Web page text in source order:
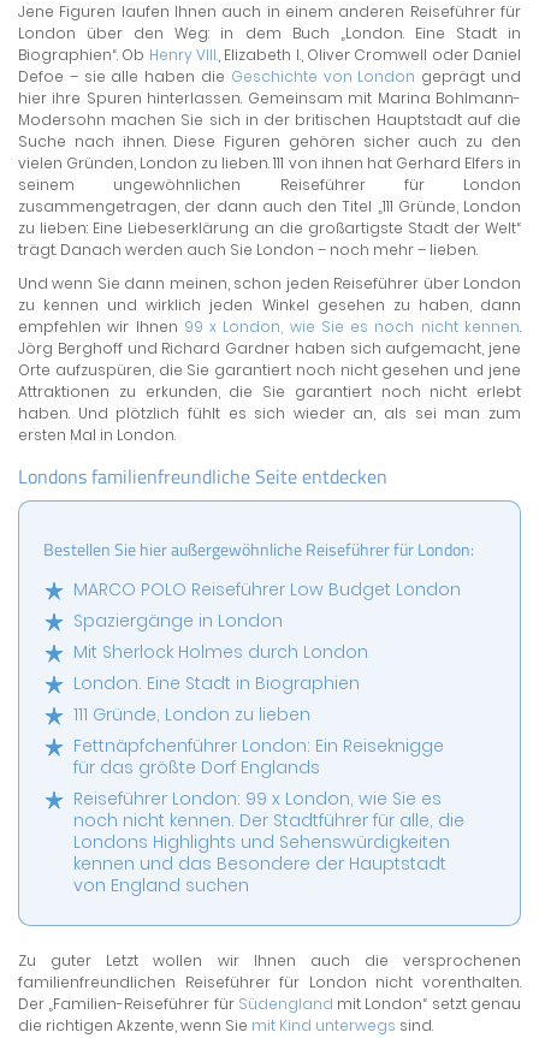
Jene Figuren laufen Ihnen auch in einem anderen Reiseführer für
London über den Weg: in dem Buch „London. Eine Stadt in
Biographien“. Ob Henry VIII., Elizabeth I., Oliver Cromwell oder Daniel
Defoe – sie alle haben die Geschichte von London geprägt und
hier ihre Spuren hinterlassen. Gemeinsam mit Marina Bohlmann-
Modersohn machen Sie sich in der britischen Hauptstadt auf die
Suche nach ihnen. Diese Figuren gehören sicher auch zu den
vielen Gründen, London zu lieben. 111 von ihnen hat Gerhard Elfers in
seinem ungewöhnlichen Reiseführer für London
zusammengetragen, der dann auch den Titel „111 Gründe, London
zu lieben: Eine Liebeserklärung an die großartigste Stadt der Welt“
trägt. Danach werden auch Sie London – noch mehr – lieben.
Und wenn Sie dann meinen, schon jeden Reiseführer über London
zu kennen und wirklich jeden Winkel gesehen zu haben, dann
empfehlen wir Ihnen 99 x London, wie Sie es noch nicht kennen.
Jörg Berghoff und Richard Gardner haben sich aufgemacht, jene
Orte aufzuspüren, die Sie garantiert noch nicht gesehen und jene
Attraktionen zu erkunden, die Sie garantiert noch nicht erlebt
haben. Und plötzlich fühlt es sich wieder an, als sei man zum
ersten Mal in London.
Londons familienfreundliche Seite entdecken
Bestellen Sie hier außergewöhnliche Reiseführer für London:
MARCO POLO Reiseführer Low Budget London
Spaziergänge in London
Mit Sherlock Holmes durch London
London. Eine Stadt in Biographien
111 Gründe, London zu lieben
Fettnäpfchenführer London: Ein Reiseknigge
für das größte Dorf Englands
Reiseführer London: 99 x London, wie Sie es
noch nicht kennen. Der Stadtführer für alle, die
Londons Highlights und Sehenswürdigkeiten
kennen und das Besondere der Hauptstadt
von England suchen
Zu guter Letzt wollen wir Ihnen auch die versprochenen
familienfreundlichen Reiseführer für London nicht vorenthalten.
Der „Familien-Reiseführer für Südengland mit London“ setzt genau
die richtigen Akzente, wenn Sie mit Kind unterwegs sind.